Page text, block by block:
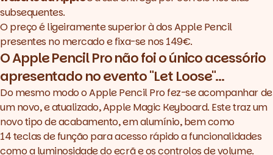
subsequentes.
O preço é ligeiramente superior à dos Apple Pencil
presentes no mercado e fixa-se nos 149€.
O Apple Pencil Pro não foi o único acessório
apresentado no evento "Let Loose"...
Do mesmo modo o Apple Pencil Pro fez-se acompanhar de
um novo, e atualizado, Apple Magic Keyboard. Este traz um
novo tipo de acabamento, em alumínio, bem como
14 teclas de função para acesso rápido a funcionalidades
como a luminosidade do ecrã e os controlos de volume.